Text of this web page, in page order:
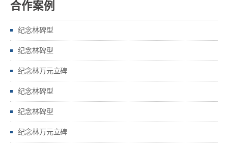
合作案例
纪念林碑型
纪念林碑型
纪念林万元立碑
纪念林碑型
纪念林碑型
纪念林万元立碑